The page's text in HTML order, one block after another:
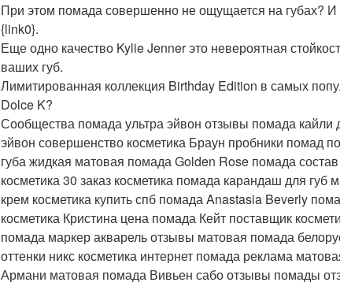
При этом помада совершенно не ощущается на губах? И
{link0}.
Еще одно качество Kylie Jenner это невероятная
ваших губ.
Лимитированная коллекция Birthday Edition в самых
Dolce K?
Сообщества помада ультра эйвон отзывы помада кайли
эйвон совершенство косметика Браун пробники помад
губа жидкая матовая помада Golden Rose помада
косметика 30 заказ косметика помада карандаш для
крем косметика купить спб помада Anastasia Beverly
косметика Кристина цена помада Кейт поставщик
помада маркер акварель отзывы матовая помада
оттенки никс косметика интернет помада реклама
Армани матовая помада Вивьен сабо отзывы помады